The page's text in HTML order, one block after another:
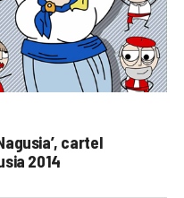
cartel
2014